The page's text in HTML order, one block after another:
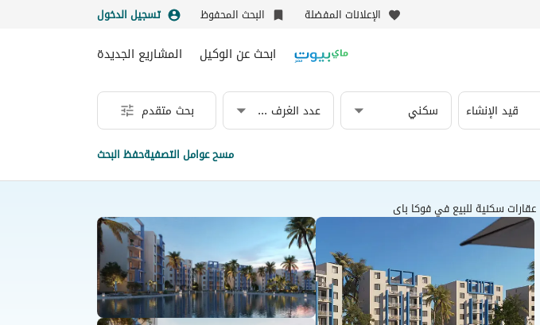
الإعلانات المفضلة البحث المحفوظ تسجيل الدخول
ابحث عن الوكيل المشاريع الجديدة
قيد الإنشاء سكني عدد الغرف & الحمامات بحث متقدم
مسح عوامل التصفيةحفظ البحث
عقارات سكنية للبيع في فوكا باى